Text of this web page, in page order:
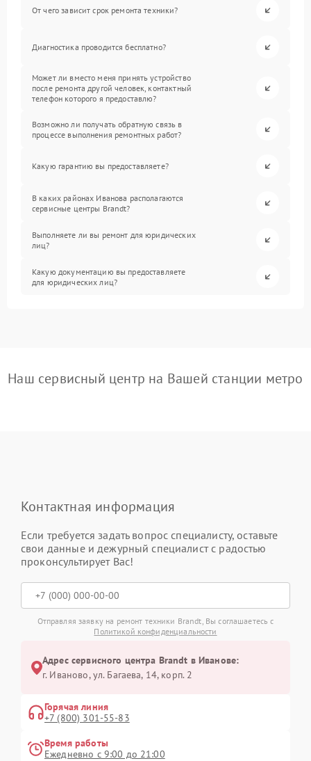
От чего зависит срок ремонта техники?
Диагностика проводится бесплатно?
Может ли вместо меня принять устройство
после ремонта другой человек, контактный
телефон которого я предоставлю?
Возможно ли получать обратную связь в
процессе выполнения ремонтных работ?
Какую гарантию вы предоставляете?
В каких районах Иванова располагаются
сервисные центры Brandt?
Выполняете ли вы ремонт для юридических
лиц?
Какую документацию вы предоставляете
для юридических лиц?
Наш сервисный центр на Вашей станции метро
Контактная информация
Если требуется задать вопрос специалисту, оставьте
свои данные и дежурный специалист с радостью
проконсультирует Вас!
Отправляя заявку на ремонт техники Brandt, Вы соглашаетесь с
Политикой конфиденциальности
Адрес сервисного центра Brandt в Иванове:
г. Иваново, ул. Багаева, 14, корп. 2
Горячая линия
+7 (800) 301-55-83
Время работы
Ежедневно с 9:00 до 21:00